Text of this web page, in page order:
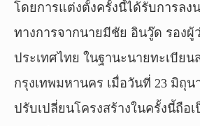
โดยการแต่งตั้งครั้งนี้ได้รับการลง
ทางการจากนายมีชัย อินวู๊ด รองผู้
ประเทศไทย ในฐานะนายทะเบีย
กรุงเทพมหานคร เมื่อวันที่ 23 มิถุ
ปรับเปลี่ยนโครงสร้างในครั้งนี้ถือเ